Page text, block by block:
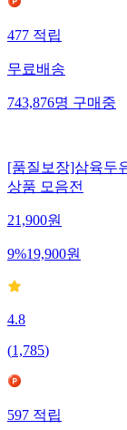
477 적립
무료배송
743,876명 구매중
[품질보장]삼육두
상품 모음전
21,900원
9%19,900원
4.8
(1,785)
597 적립